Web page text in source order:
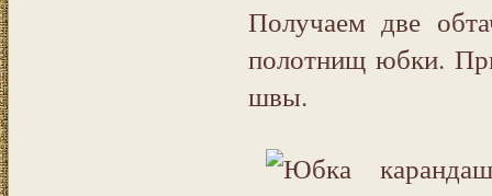
Получаем две
полотнищ юбки.
швы.